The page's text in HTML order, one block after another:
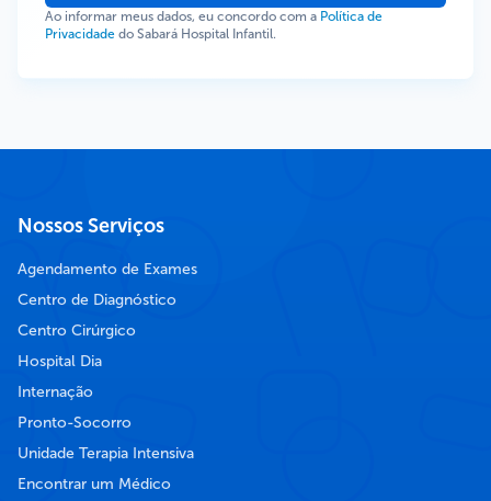
Ao informar meus dados, eu concordo com a Política de
Privacidade do Sabará Hospital Infantil.
Nossos Serviços
Agendamento de Exames
Centro de Diagnóstico
Centro Cirúrgico
Hospital Dia
Internação
Pronto-Socorro
Unidade Terapia Intensiva
Encontrar um Médico